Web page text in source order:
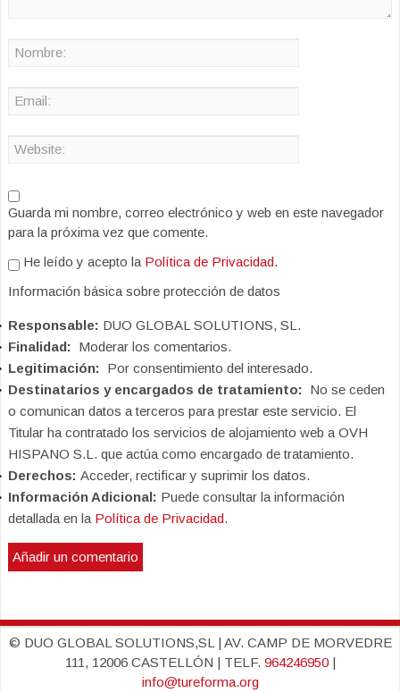
Guarda mi nombre, correo electrónico y web en este navegador
para la próxima vez que comente.
He leído y acepto la Política de Privacidad.
Información básica sobre protección de datos
Responsable: DUO GLOBAL SOLUTIONS, SL.
Finalidad: Moderar los comentarios.
Legitimación: Por consentimiento del interesado.
Destinatarios y encargados de tratamiento: No se ceden
o comunican datos a terceros para prestar este servicio. El
Titular ha contratado los servicios de alojamiento web a OVH
HISPANO S.L. que actúa como encargado de tratamiento.
Derechos: Acceder, rectificar y suprimir los datos.
Información Adicional: Puede consultar la información
detallada en la Política de Privacidad.
© DUO GLOBAL SOLUTIONS,SL | AV. CAMP DE MORVEDRE
111, 12006 CASTELLÓN | TELF. 964246950|
info@tureforma.org